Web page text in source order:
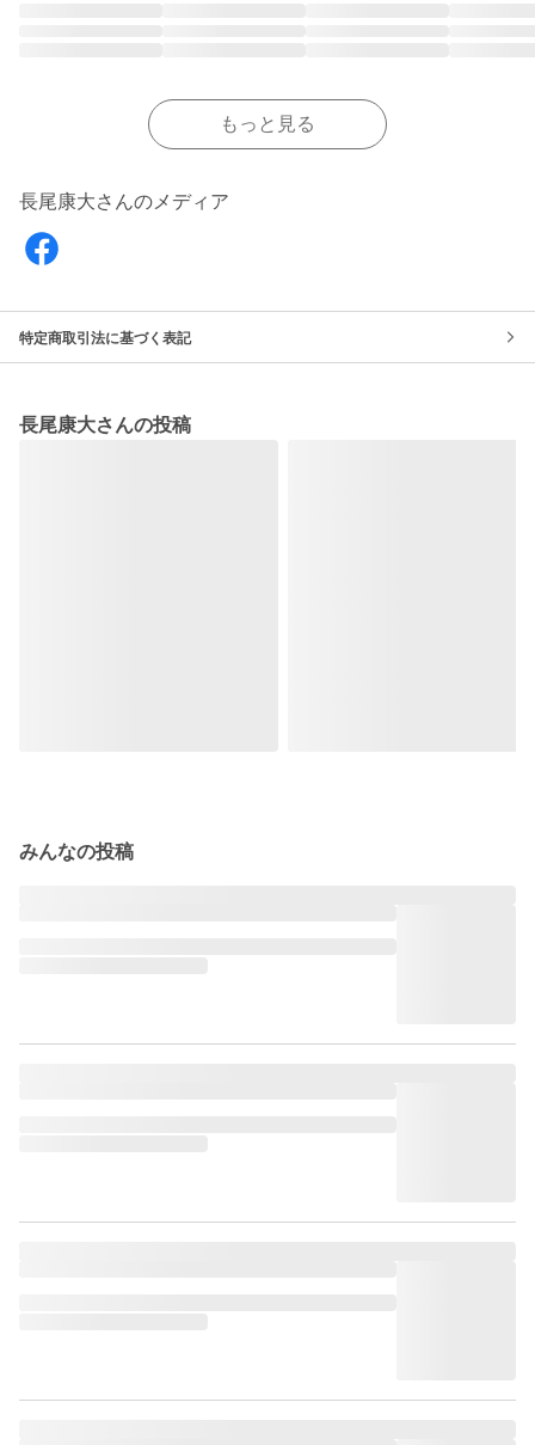
もっと見る
長尾康大さんのメディア
特定商取引法に基づく表記
長尾康大さんの投稿
みんなの投稿